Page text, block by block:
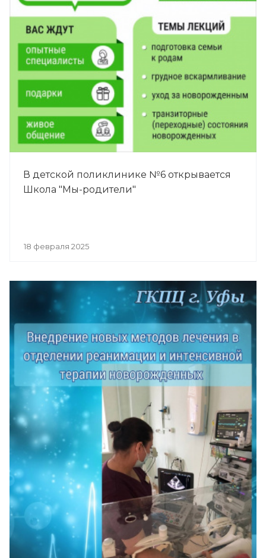
В детской поликлинике №6 открывается
Школа "Мы-родители"
18 февраля 2025